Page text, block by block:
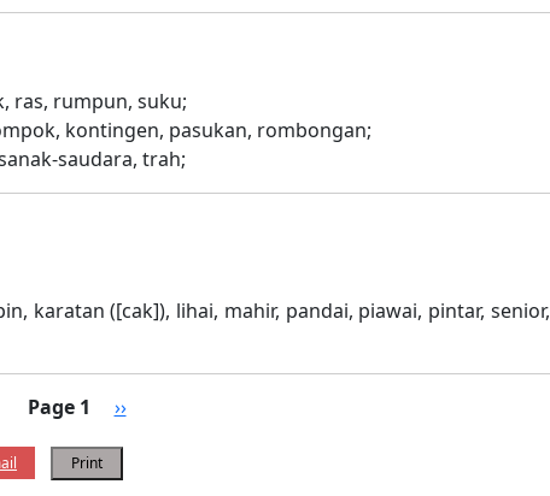
ras, rumpun, suku;
kontingen, pasukan, rombongan;
saudara, trah;
karatan ([cak]), lihai, mahir, pandai, piawai, pintar, senior,
Page 1 Next page
››
Print